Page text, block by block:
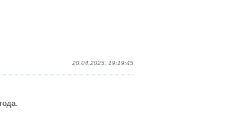
20.04.2025, 19:19:45